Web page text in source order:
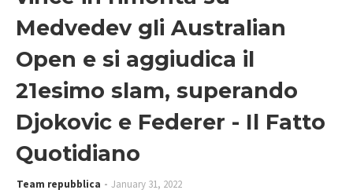
Medvedev gli Australian
Open e si aggiudica il
21esimo slam, superando
Djokovic e Federer - Il Fatto
Quotidiano
Team repubblica January 31, 2022